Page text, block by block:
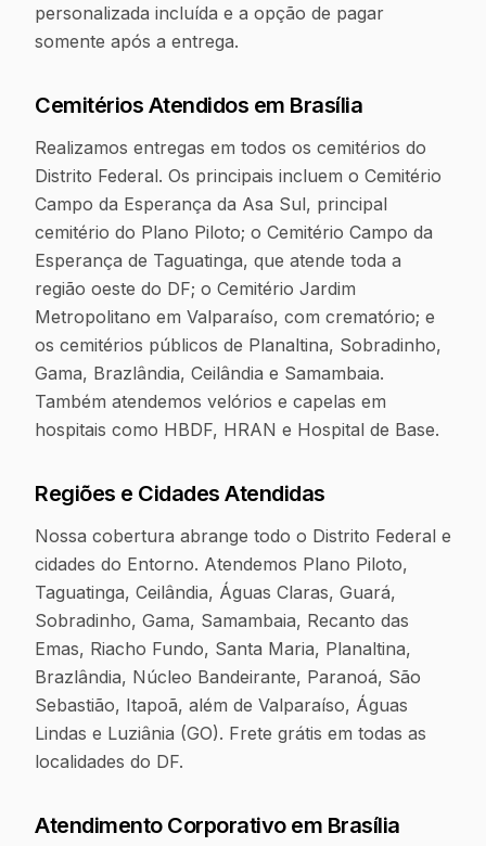
personalizada incluída e a opção de pagar
somente após a entrega.
Cemitérios Atendidos em Brasília
Realizamos entregas em todos os cemitérios do
Distrito Federal. Os principais incluem o Cemitério
Campo da Esperança da Asa Sul, principal
cemitério do Plano Piloto; o Cemitério Campo da
Esperança de Taguatinga, que atende toda a
região oeste do DF; o Cemitério Jardim
Metropolitano em Valparaíso, com crematório; e
os cemitérios públicos de Planaltina, Sobradinho,
Gama, Brazlândia, Ceilândia e Samambaia.
Também atendemos velórios e capelas em
hospitais como HBDF, HRAN e Hospital de Base.
Regiões e Cidades Atendidas
Nossa cobertura abrange todo o Distrito Federal e
cidades do Entorno. Atendemos Plano Piloto,
Taguatinga, Ceilândia, Águas Claras, Guará,
Sobradinho, Gama, Samambaia, Recanto das
Emas, Riacho Fundo, Santa Maria, Planaltina,
Brazlândia, Núcleo Bandeirante, Paranoá, São
Sebastião, Itapoã, além de Valparaíso, Águas
Lindas e Luziânia (GO). Frete grátis em todas as
localidades do DF.
Atendimento Corporativo em Brasília